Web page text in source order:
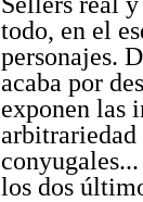
todo, en el
personajes.
acaba por
exponen las
arbitrariedad
los dos